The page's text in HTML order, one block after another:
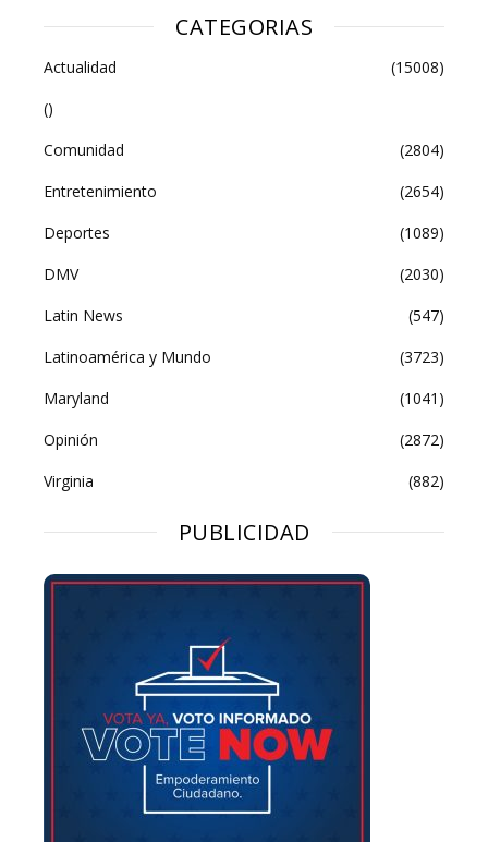
CATEGORIAS
Actualidad
(15008)
()
Comunidad
(2804)
Entretenimiento
(2654)
Deportes
(1089)
DMV
(2030)
Latin News
(547)
Latinoamérica y Mundo
(3723)
Maryland
(1041)
Opinión
(2872)
Virginia
(882)
PUBLICIDAD